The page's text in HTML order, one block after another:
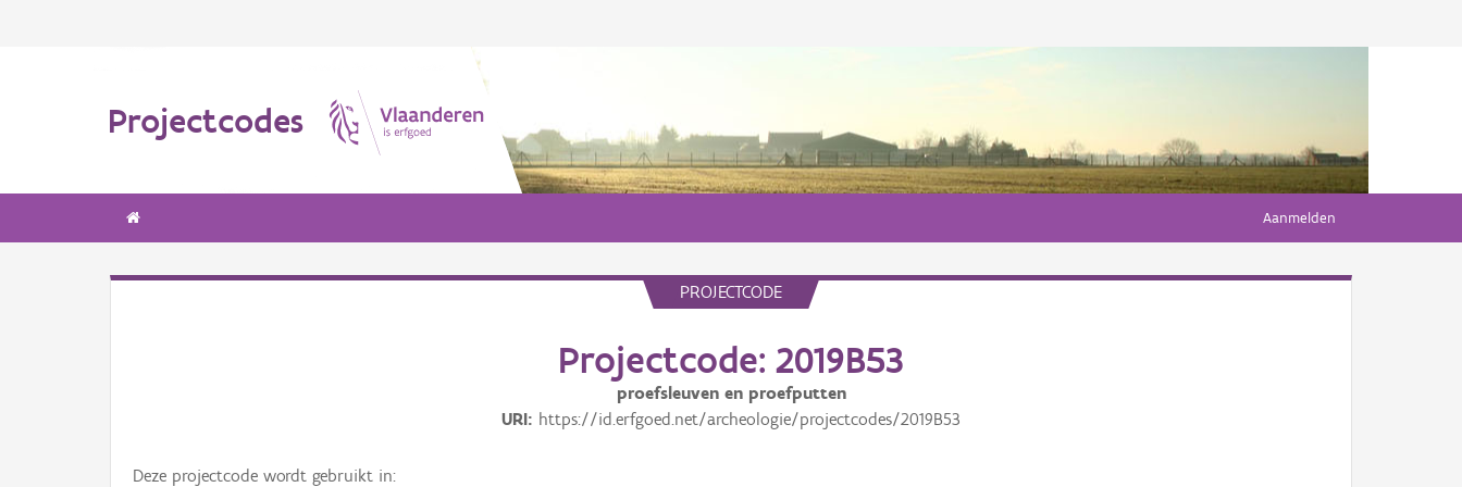
Projectcodes
Aanmelden
PROJECTCODE
Projectcode: 2019B53
proefsleuven en proefputten
URI https://id.erfgoed.net/archeologie/projectcodes/2019B53
Deze projectcode wordt gebruikt in: